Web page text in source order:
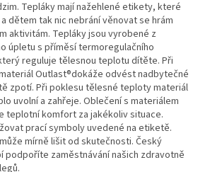
Tepláky mají nažehlené etikety, které
dětem tak nic nebrání věnovat se hrám
aktivitám. Tepláky jsou vyrobené z
úpletu s příměsí termoregulačního
reguluje tělesnou teplotu dítěte. Při
Outlast®dokáže odvést nadbytečné
zpotí. Při poklesu tělesné teploty materiál
uvolní a zahřeje. Oblečení s materiálem
teplotní komfort za jakékoliv situace.
prací symboly uvedené na etiketě.
mírně lišit od skutečnosti. Český
podpoříte zaměstnávání našich zdravotně